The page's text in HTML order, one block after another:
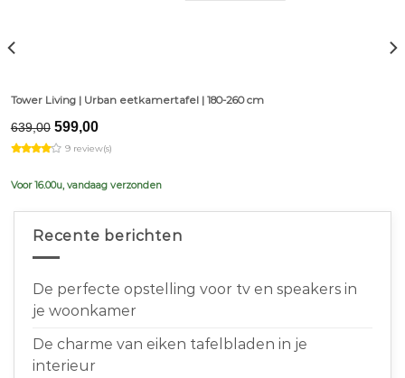
Tower Living | Urban eetkamertafel | 180-260 cm
639,00 Original
price
was:
599,00Current
is:
9 review(s)
Voor 16.00u, vandaag verzonden
Recente berichten
De perfecte opstelling voor tv en speakers in
je woonkamer
De charme van eiken tafelbladen in je
interieur